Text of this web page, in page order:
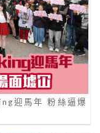
迎馬年 粉絲逼爆